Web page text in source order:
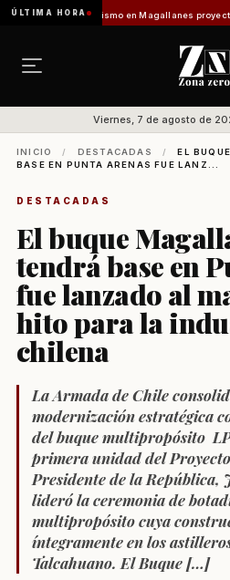
ÚLTIMA HORA
Vladilo] Turismo en Magallanes proyecta su
Viernes, 7 de agosto de
INICIO / DESTACADAS /
EL
BASE EN PUNTA ARENAS FUE LANZ...
DESTACADAS
El buque
tendrá base en
fue lanzado al
hito para la
chilena
La Armada de Chile
modernización estratégica
del buque multipropósito
primera unidad del
Presidente de la República,
lideró la ceremonia de
multipropósito cuya
íntegramente en los
Talcahuano. El Buque […]